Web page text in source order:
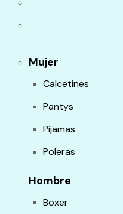
Mujer
Calcetines
Pantys
Pijamas
Poleras
Hombre
Boxer